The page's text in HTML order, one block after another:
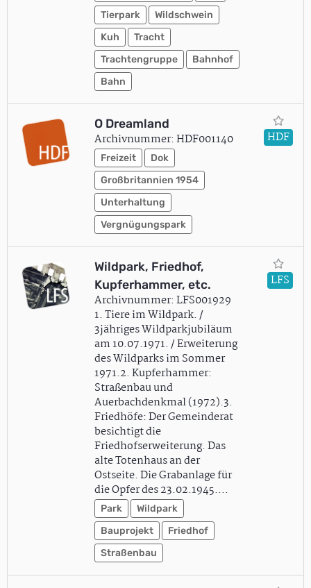
Tierpark
Wildschwein
Kuh
Tracht
Trachtengruppe
Bahnhof
Bahn
O Dreamland
Archivnummer: HDF001140
Freizeit
Dok
Großbritannien 1954
Unterhaltung
Vergnügungspark
HDF
Wildpark, Friedhof,
Kupferhammer, etc.
Archivnummer: LFS001929
1. Tiere im Wildpark. /
3jähriges Wildparkjubiläum
am 10.07.1971. / Erweiterung
des Wildparks im Sommer
1971.2. Kupferhammer:
Straßenbau und
Auerbachdenkmal (1972).3.
Friedhöfe: Der Gemeinderat
besichtigt die
Friedhofserweiterung. Das
alte Totenhaus an der
Ostseite. Die Grabanlage für
die Opfer des 23.02.1945.…
Park
Wildpark
Bauprojekt
Friedhof
Straßenbau
LFS